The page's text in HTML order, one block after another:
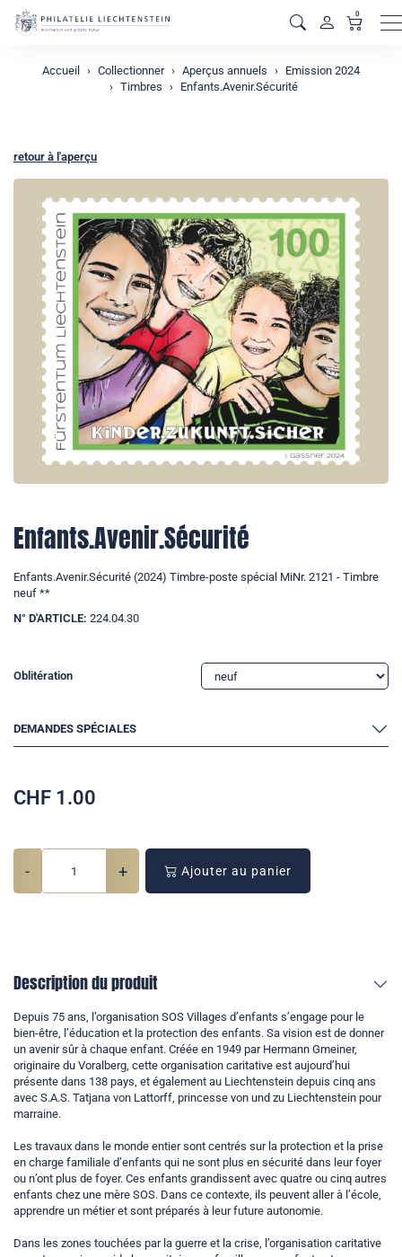
0
Accueil Collectionner Aperçus annuels
Emission 2024
Timbres
Enfants.Avenir.Sécurité
retour à l'aperçu
Enfants.Avenir.Sécurité
Enfants.Avenir.Sécurité (2024) Timbre-poste spécial MiNr. 2121 - Timbre
neuf **
N° D'ARTICLE: 224.04.30
Oblitération
DEMANDES SPÉCIALES
CHF 1.00
- + Ajouter au panier
Description du produit
Depuis 75 ans, l’organisation SOS Villages d’enfants s’engage pour le
bien-être, l’éducation et la protection des enfants. Sa vision est de donner
un avenir sûr à chaque enfant. Créée en 1949 par Hermann Gmeiner,
originaire du Voralberg, cette organisation caritative est aujourd’hui
présente dans 138 pays, et également au Liechtenstein depuis cinq ans
avec S.A.S. Tatjana von Lattorff, princesse von und zu Liechtenstein pour
marraine.
Les travaux dans le monde entier sont centrés sur la protection et la prise
en charge familiale d’enfants qui ne sont plus en sécurité dans leur foyer
ou n’ont plus de foyer. Ces enfants grandissent avec quatre ou cinq autres
enfants chez une mère SOS. Dans ce contexte, ils peuvent aller à l’école,
apprendre un métier et sont préparés à leur future autonomie.
Dans les zones touchées par la guerre et la crise, l’organisation caritative